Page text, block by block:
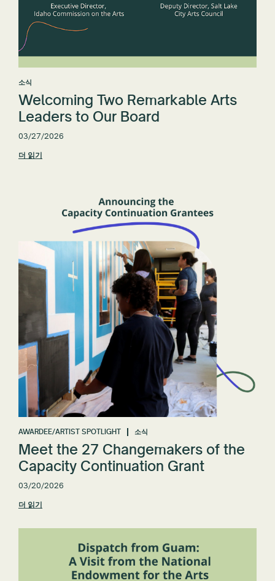
소식
Welcoming Two Remarkable Arts
Leaders to Our Board
03/27/2026
더 읽기
AWARDEE/ARTIST SPOTLIGHT 소식
Meet the 27 Changemakers of the
Capacity Continuation Grant
03/20/2026
더 읽기